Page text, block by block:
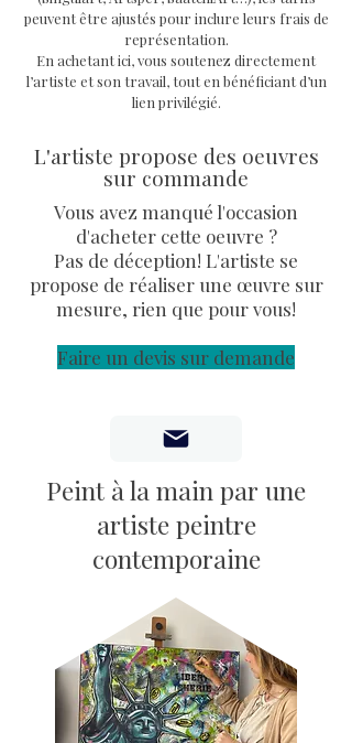
Oeuvre unique signée, avec COA
signé de l'artiste Priscilla
Vettese et facture.
peuvent être ajustés pour inclure leurs frais de
représentation.
En achetant ici, vous soutenez directement
l’artiste et son travail, tout en bénéficiant d’un
lien privilégié.
L'artiste propose des oeuvres
sur commande
Vous avez manqué l'occasion
d'acheter cette oeuvre ?
Pas de déception! L'artiste se
propose de réaliser une œuvre sur
mesure, rien que pour vous!
Faire un devis sur demande
Peint à la main par une
artiste peintre
contemporaine